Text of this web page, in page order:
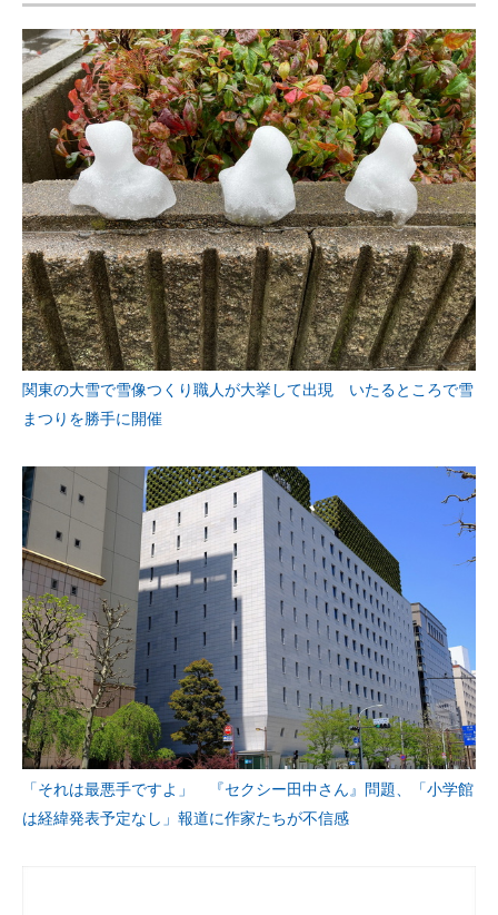
エレクトロニクス専門サイト
電子設計の基本と応用
エネルギーの専門メディア
建設×テクノロジーの最前線
ちょっと気になるネットの話題
関東の大雪で雪像つくり職人が大挙して出現 いたるところで雪
まつりを勝手に開催
「それは最悪手ですよ」 『セクシー田中さん』問題、「小学館
は経緯発表予定なし」報道に作家たちが不信感